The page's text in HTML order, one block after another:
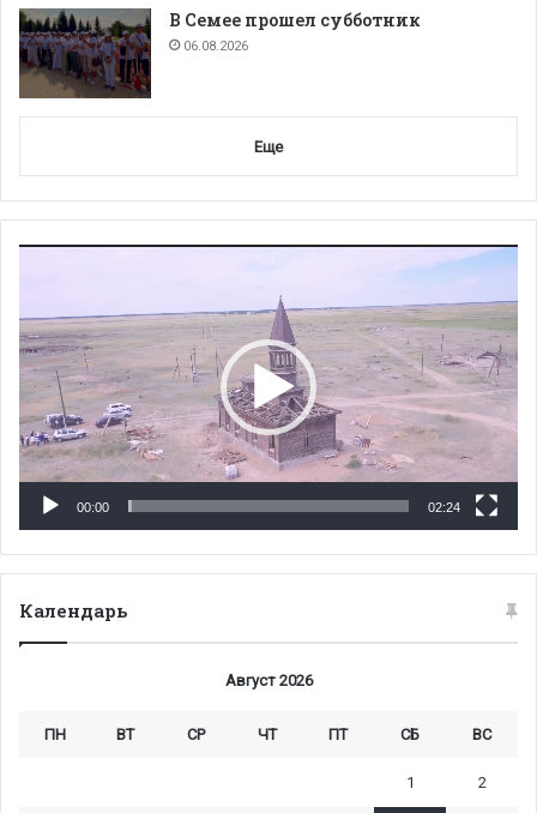
В Семее прошел субботник
06.08.2026
Еще
00:00 02:24
Календарь
Август 2026
ПН ВТ СР ЧТ ПТ СБ ВС
1 2